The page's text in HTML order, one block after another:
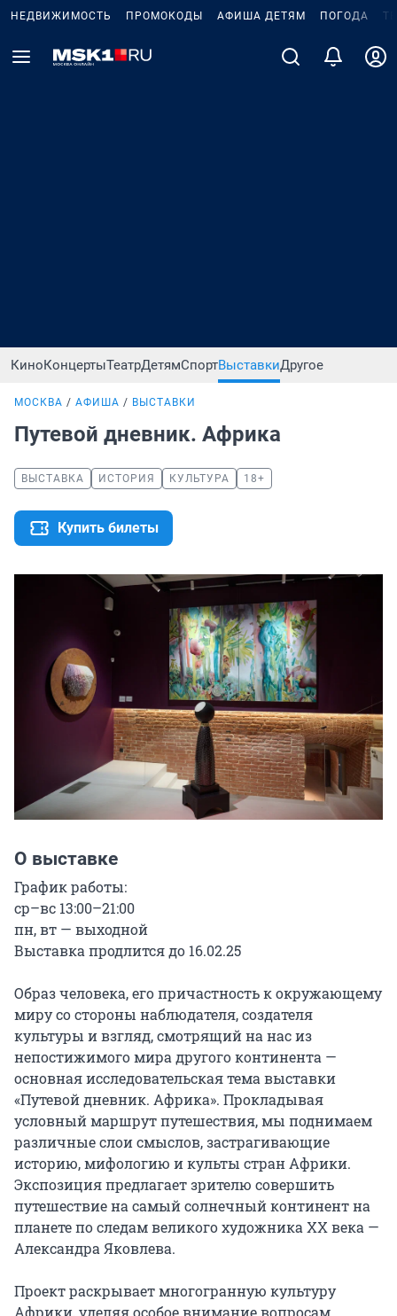
НЕДВИЖИМОСТЬ ПРОМОКОДЫ АФИША ДЕТЯМ ПОГОДА
КиноКонцертыТеатрДетямСпортВыставкиДругое
МОСКВА АФИША ВЫСТАВКИ
Путевой дневник. Африка
ВЫСТАВКА ИСТОРИЯ КУЛЬТУРА 18+
Купить билеты
О выставке
График работы:
ср–вс 13:00–21:00
пн, вт — выходной
Выставка продлится до 16.02.25
Образ человека, его причастность к окружающему
миру со стороны наблюдателя, создателя
культуры и взгляд, смотрящий на нас из
непостижимого мира другого континента —
основная исследовательская тема выставки
«Путевой дневник. Африка». Прокладывая
условный маршрут путешествия, мы поднимаем
различные слои смыслов, застрагивающие
историю, мифологию и культы стран Африки.
Экспозиция предлагает зрителю совершить
путешествие на самый солнечный континент на
планете по следам великого художника XX века —
Александра Яковлева.
Проект раскрывает многогранную культуру